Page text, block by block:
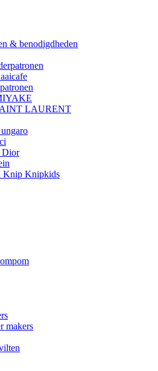
& benodigdheden
LAURENT
Dior
Knip Knipkids
makers